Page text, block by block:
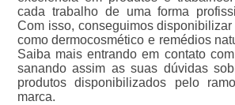
cada trabalho de uma forma
Com isso, conseguimos disponibilizar
como dermocosmético e remédios
Saiba mais entrando em contato
sanando assim as suas dúvidas
produtos disponibilizados pelo
marca.